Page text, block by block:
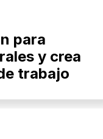
para
y crea
trabajo